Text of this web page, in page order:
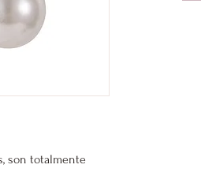
son totalmente